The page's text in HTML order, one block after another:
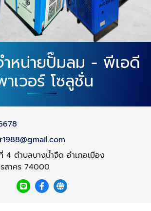
ำหน่ายปั๊มลม - พีเอดี
าเวอร์ โซลูชั่น
4 ตำบลบางน้ำจืด อำเภอเมือง
สาคร 74000